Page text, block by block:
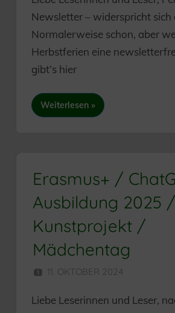
Newsletter – widerspricht sich
Normalerweise schon, aber
Herbstferien eine
gibt’s hier
Weiterlesen
Erasmus+ /
Ausbildung 2025 /
Kunstprojekt /
Mädchentag
11. OKTOBER 2024
Liebe Leserinnen und Leser,